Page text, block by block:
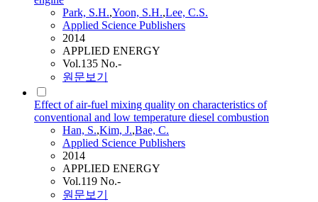
Park, S.H.,Yoon, S.H.,Lee, C.S.
Applied Science Publishers
2014
APPLIED ENERGY
Vol.135 No.-
원문보기
Effect of air-fuel mixing quality on characteristics of
conventional and low temperature diesel combustion
Han, S.,Kim, J.,Bae, C.
Applied Science Publishers
2014
APPLIED ENERGY
Vol.119 No.-
원문보기